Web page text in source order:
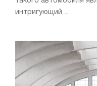
интригующий ...